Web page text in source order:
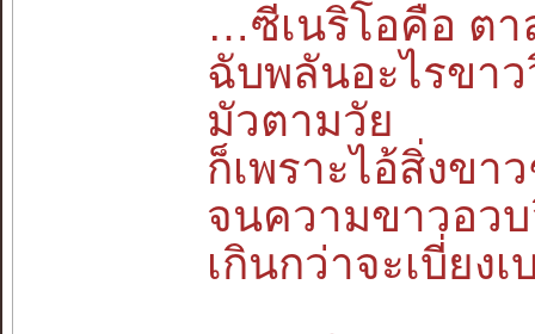
…ซีเนริโอคือ ตา
ฉับพลันอะไรขา
มัวตามวัย
ก็เพราะไอ้สิ่งข
จนความขาวอว
เกินกว่าจะเบี่ยง